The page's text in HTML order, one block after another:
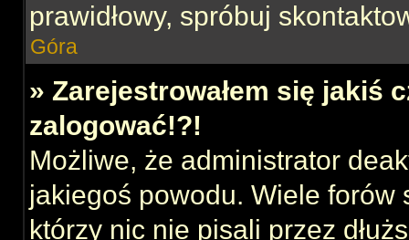
prawidłowy, spróbuj
Góra
» Zarejestrowałem się jakiś
zalogować!?!
Możliwe, że administrator
jakiegoś powodu. Wiele forów
którzy nic nie pisali przez